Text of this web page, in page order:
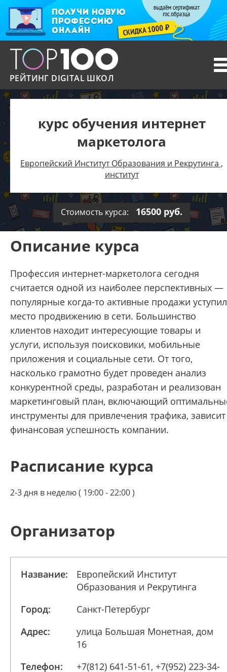
РЕЙТИНГ DIGITAL ШКОЛ
курс обучения интернет
маркетолога
Европейский Институт Образования и Рекрутинга ,
институт
Стоимость курса: 16500 руб.
Описание курса
Профессия интернет-маркетолога сегодня
считается одной из наиболее перспективных —
популярные когда-то активные продажи
место продвижению в сети. Большинство
клиентов находит интересующие товары и
услуги, используя поисковики, мобильные
приложения и социальные сети. От того,
насколько грамотно будет проведен анализ
конкурентной среды, разработан и реализован
маркетинговый план, включающий
инструменты для привлечения трафика, зависит
финансовая успешность компании.
Расписание курса
2-3 дня в неделю ( 19:00 - 22:00 )
Организатор
Название:
Европейский Институт
Образования и Рекрутинга
Город:
Санкт-Петербург
Адрес:
улица Большая Монетная, дом
16
Телефон:
+7(812) 641-51-61, +7(952) 223-34-